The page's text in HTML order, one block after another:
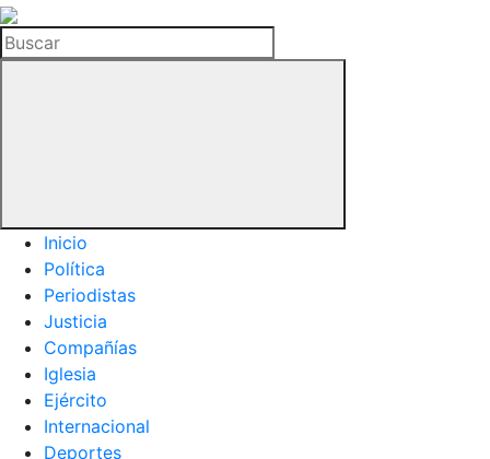
La
Hemeroteca
del
Buscar
Inicio
Política
Periodistas
Justicia
Compañías
Iglesia
Ejército
Internacional
Deportes